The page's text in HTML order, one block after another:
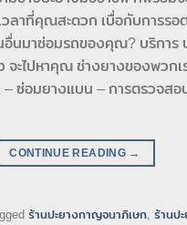
ลาที่คุณสะดวก เบื่อกับการรอ
อื่นมาซ่อมรถของคุณ? บริการ
ะไปหาคุณ ช่างยางของพวกเ
– ซ่อมยางแบน – การตรวจส
CONTINUE READING →
ร้านปะยางกาญจนาภิเษก, ร้านป